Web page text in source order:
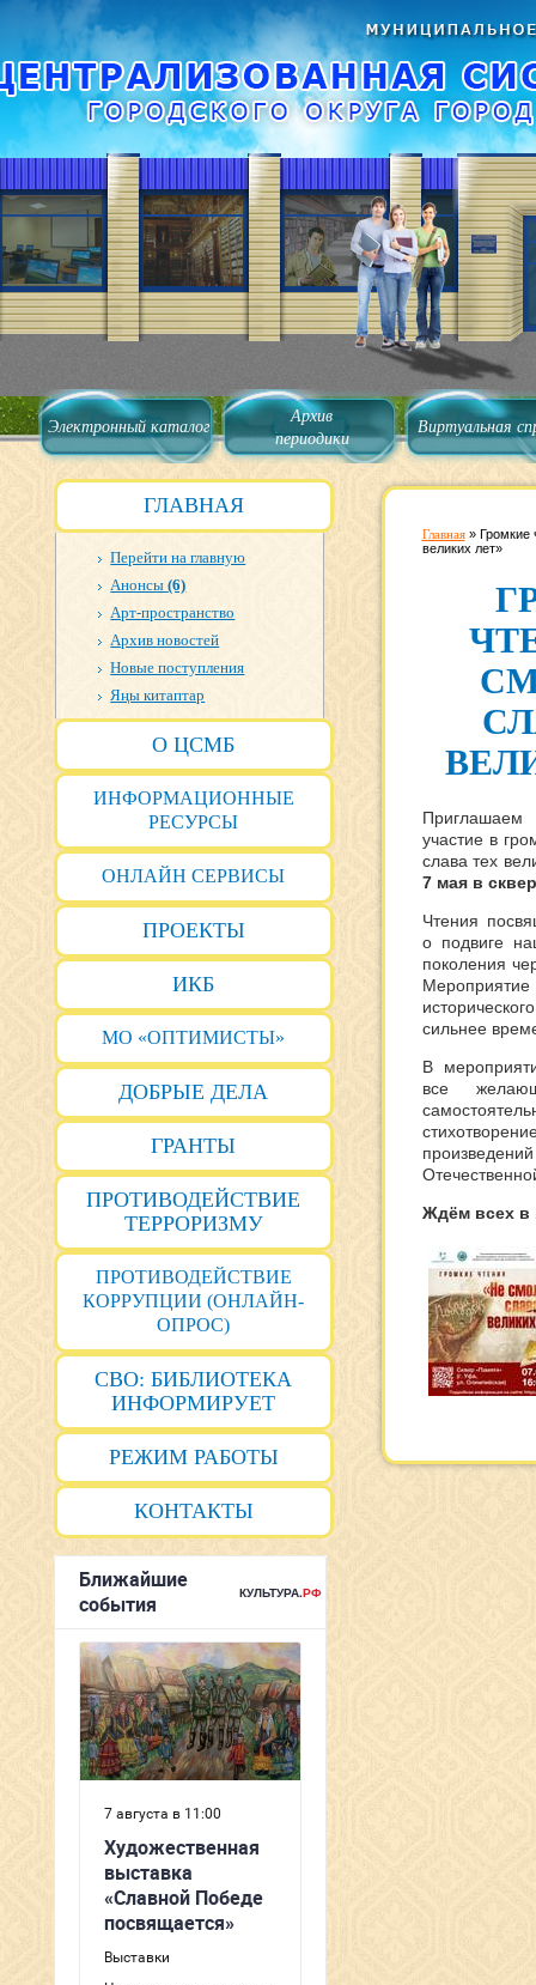
Электронный каталог
Архив
периодики
Виртуальная
ГЛАВНАЯ
Перейти на главную
Анонсы(6)
Арт-пространство
Архив новостей
Новые поступления
Яңы китаптар
О ЦСМБ
ИНФОРМАЦИОННЫЕ
РЕСУРСЫ
ОНЛАЙН СЕРВИСЫ
ПРОЕКТЫ
ИКБ
МО «ОПТИМИСТЫ»
ДОБРЫЕ ДЕЛА
ГРАНТЫ
ПРОТИВОДЕЙСТВИЕ
ТЕРРОРИЗМУ
ПРОТИВОДЕЙСТВИЕ
КОРРУПЦИИ (ОНЛАЙН-
ОПРОС)
СВО: БИБЛИОТЕКА
ИНФОРМИРУЕТ
РЕЖИМ РАБОТЫ
КОНТАКТЫ
Главная» Громкие
великих лет»
Приглашаем
участие в
слава тех
7 мая в
Чтения
о подвиге
поколения
сильнее
В
все
Ждём всех в